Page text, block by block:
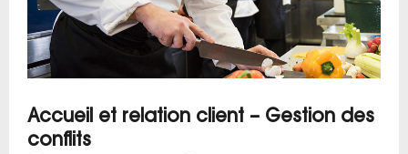
Accueil et relation client – Gestion des
conflits